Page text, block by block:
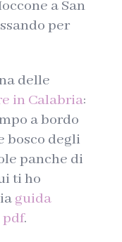
a San
per
delle
in Calabria:
a bordo
bosco degli
panche di
ti ho
guida
.